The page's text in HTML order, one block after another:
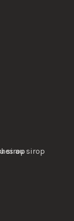
au sirop